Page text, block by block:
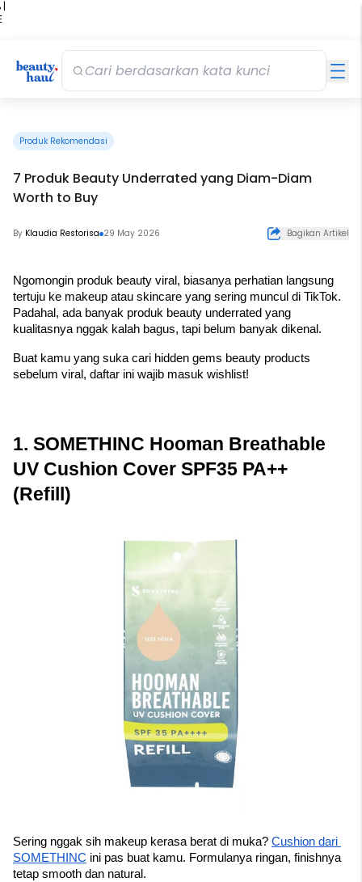
|
Produk Rekomendasi
7 Produk Beauty Underrated yang Diam-Diam
Worth to Buy
By Klaudia Restorisa 29 May 2026 Bagikan Artikel
Ngomongin produk beauty viral, biasanya perhatian langsung
tertuju ke makeup atau skincare yang sering muncul di TikTok.
Padahal, ada banyak produk beauty underrated yang
kualitasnya nggak kalah bagus, tapi belum banyak dikenal.
Buat kamu yang suka cari hidden gems beauty products
sebelum viral, daftar ini wajib masuk wishlist!
1. SOMETHINC Hooman Breathable
UV Cushion Cover SPF35 PA++
(Refill)
Sering nggak sih makeup kerasa berat di muka? Cushion dari
SOMETHINC ini pas buat kamu. Formulanya ringan, finishnya
tetap smooth dan natural.